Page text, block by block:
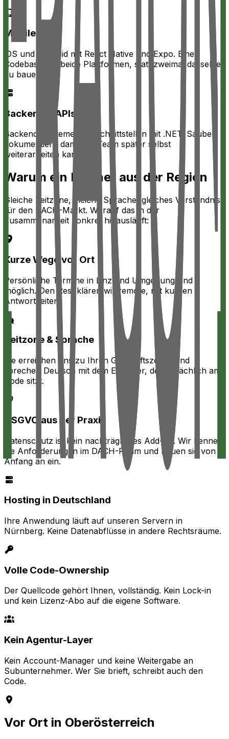
Mobile Apps
iOS und Android mit React Native und Expo. Eine
Codebasis für beide Plattformen, statt zweimal dasselbe
zu bauen.
Backend & APIs
Backend-Systeme und Schnittstellen mit .NET. Sauber
dokumentiert, damit Ihr Team später selbst
weiterarbeiten kann.
Warum ein Partner aus der Region
Gleiche Zeitzone, gleiche Sprache, gleiches Verständnis
für den DACH-Markt. Worauf das in der
Zusammenarbeit konkret hinausläuft:
Kurze Wege vor Ort
Persönliche Termine in Linz und Umgebung sind
möglich. Den Rest klären wir remote, mit kurzen
Antwortzeiten.
Zeitzone & Sprache
Sie erreichen uns zu Ihren Geschäftszeiten und
sprechen Deutsch mit dem Engineer, der tatsächlich am
Code sitzt.
DSGVO aus der Praxis
Datenschutz ist kein nachträgliches Add-on. Wir kennen
die Anforderungen im DACH-Raum und bauen sie von
Anfang an ein.
Hosting in Deutschland
Ihre Anwendung läuft auf unseren Servern in
Nürnberg. Keine Datenabflüsse in andere Rechtsräume.
Volle Code-Ownership
Der Quellcode gehört Ihnen, vollständig. Kein Lock-in
und kein Lizenz-Abo auf die eigene Software.
Kein Agentur-Layer
Kein Account-Manager und keine Weitergabe an
Subunternehmer. Wer Sie brieft, schreibt auch den
Code.
Vor Ort in Oberösterreich